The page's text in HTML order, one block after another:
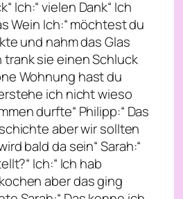
Ich:“ vielen Dank“ Ich
Wein Ich:“ möchtest du
und nahm das Glas
sie einen Schluck
Wohnung hast du
ich nicht wieso
durfte“ Philipp:“ Das
aber wir sollten
bald da sein“ Sarah:“
Ich:“ Ich hab
aber das ging